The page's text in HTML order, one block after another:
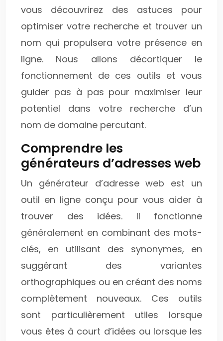
vous découvrirez des astuces pour
optimiser votre recherche et trouver un
nom qui propulsera votre présence en
ligne. Nous allons décortiquer le
fonctionnement de ces outils et vous
guider pas à pas pour maximiser leur
potentiel dans votre recherche d’un
nom de domaine percutant.
Comprendre les
générateurs d’adresses web
Un générateur d’adresse web est un
outil en ligne conçu pour vous aider à
trouver des idées. Il fonctionne
généralement en combinant des mots-
clés, en utilisant des synonymes, en
suggérant des variantes
orthographiques ou en créant des noms
complètement nouveaux. Ces outils
sont particulièrement utiles lorsque
vous êtes à court d’idées ou lorsque les